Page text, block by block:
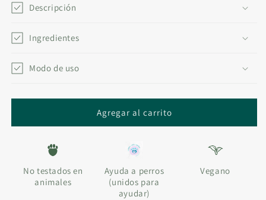
GEL
ML
Descripción
Ingredientes
Modo de uso
Agregar al carrito
No testados en
animales
Ayuda a perros
(unidos para
ayudar)
Vegano